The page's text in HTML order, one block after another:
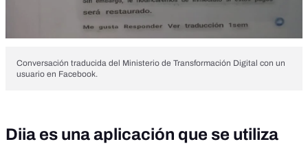
Conversación traducida del Ministerio de Transformación Digital con un
usuario en Facebook.
Diia es una aplicación que se utiliza